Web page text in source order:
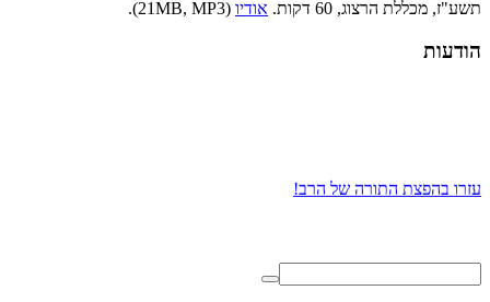
תשע"ז, מכללת הרצוג, 60 דקות. אודיו (21MB, MP3).
הודעות
עזרו בהפצת התורה של הרב!